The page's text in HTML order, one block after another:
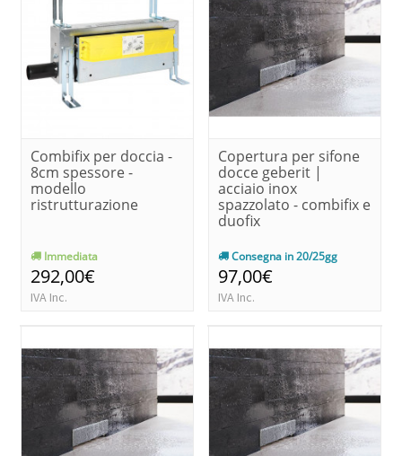
Combifix per doccia -
8cm spessore -
modello
ristrutturazione
Immediata
292,00€
IVA Inc.
Copertura per sifone
docce geberit |
acciaio inox
spazzolato - combifix e
duofix
Consegna in 20/25gg
97,00€
IVA Inc.